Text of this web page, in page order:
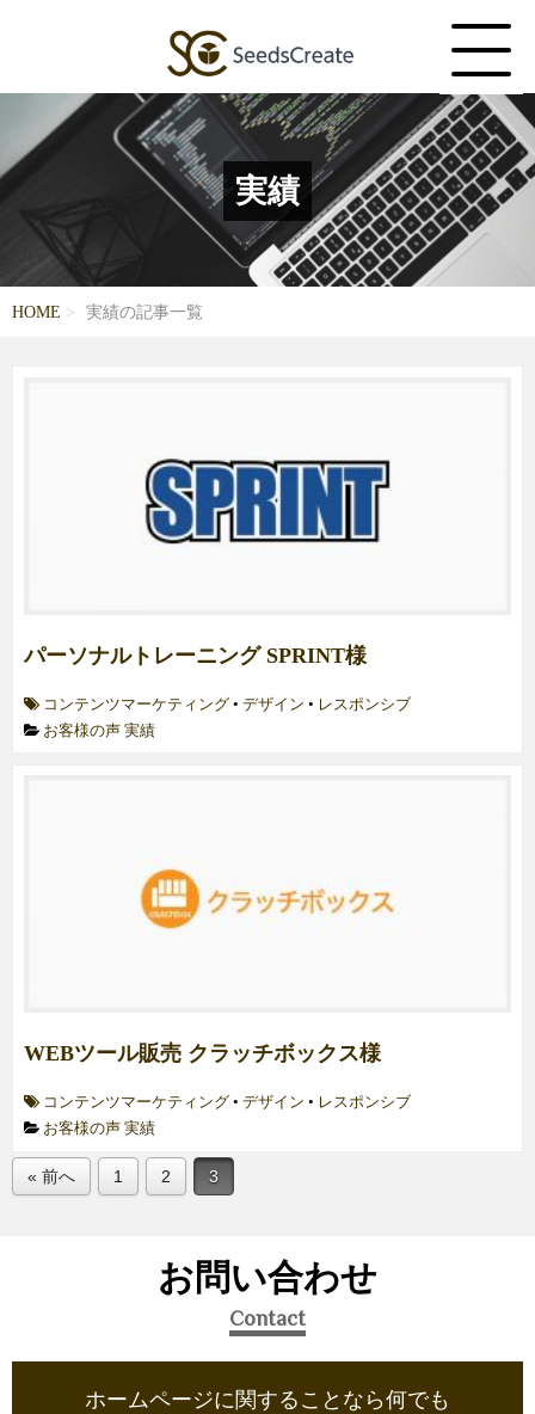
実績
HOME 実績の記事一覧
パーソナルトレーニング SPRINT様
コンテンツマーケティング• デザイン • レスポンシブ
お客様の声 実績
WEBツール販売 クラッチボックス様
コンテンツマーケティング• デザイン • レスポンシブ
お客様の声 実績
« 前へ 1 2 3
お問い合わせ
Contact
ホームページに関することなら何でも